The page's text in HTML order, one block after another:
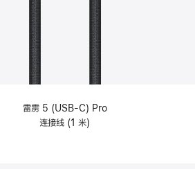
雷雳 5 (USB-C) Pro
连接线 (1 米)